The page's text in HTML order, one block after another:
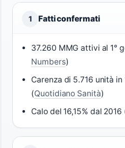
1 Fatti confermati
37.260 MMG attivi al 1°
Numbers)
Carenza di 5.716 unità in
(Quotidiano Sanità)
Calo del 16,15% dal 2016